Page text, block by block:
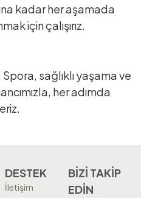
kadar her aşamada
için çalışırız.
sağlıklı yaşama ve
her adımda
DESTEK
İletişim
BİZİ TAKİP
EDİN